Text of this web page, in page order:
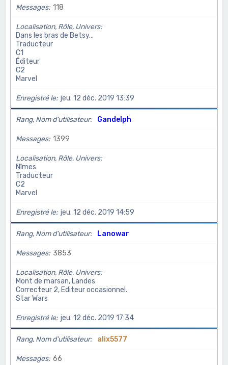
Messages 118
Localisation, Rôle, Univers
Dans les bras de Betsy...
Traducteur
C1
Éditeur
C2
Marvel
Enregistré le jeu. 12 déc. 2019 13:39
Rang, Nom d’utilisateur Gandelph
Messages 1399
Localisation, Rôle, Univers
Nîmes
Traducteur
C2
Marvel
Enregistré le jeu. 12 déc. 2019 14:59
Rang, Nom d’utilisateur Lanowar
Messages 3853
Localisation, Rôle, Univers
Mont de marsan, Landes
Correcteur 2, Editeur occasionnel.
Star Wars
Enregistré le jeu. 12 déc. 2019 17:34
Rang, Nom d’utilisateur alix5577
Messages 66